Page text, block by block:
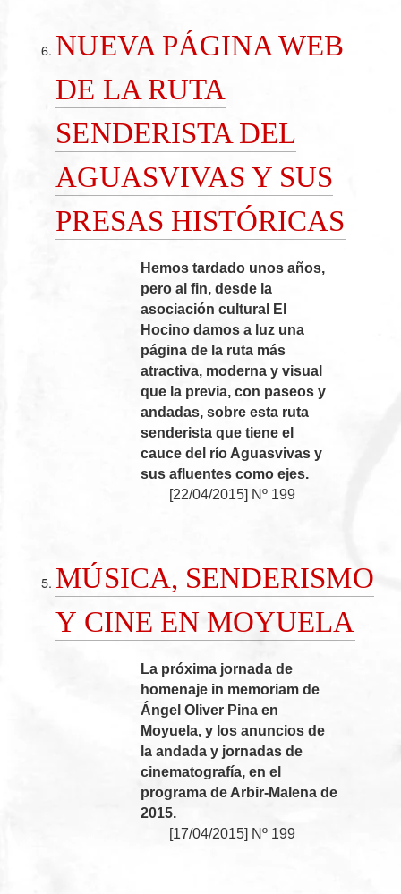
NUEVA PÁGINA WEB
DE LA RUTA
SENDERISTA DEL
AGUASVIVAS Y SUS
PRESAS HISTÓRICAS
Hemos tardado unos años,
pero al fin, desde la
asociación cultural El
Hocino damos a luz una
página de la ruta más
atractiva, moderna y visual
que la previa, con paseos y
andadas, sobre esta ruta
senderista que tiene el
cauce del río Aguasvivas y
sus afluentes como ejes.
[22/04/2015] Nº 199
MÚSICA, SENDERISMO
Y CINE EN MOYUELA
La próxima jornada de
homenaje in memoriam de
Ángel Oliver Pina en
Moyuela, y los anuncios de
la andada y jornadas de
cinematografía, en el
programa de Arbir-Malena de
2015.
[17/04/2015] Nº 199